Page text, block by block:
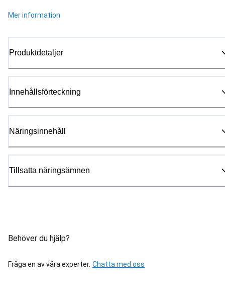
Mer information
Produktdetaljer
Innehållsförteckning
Näringsinnehåll
Tillsatta näringsämnen
Behöver du hjälp?
Fråga en av våra experter. Chatta med oss